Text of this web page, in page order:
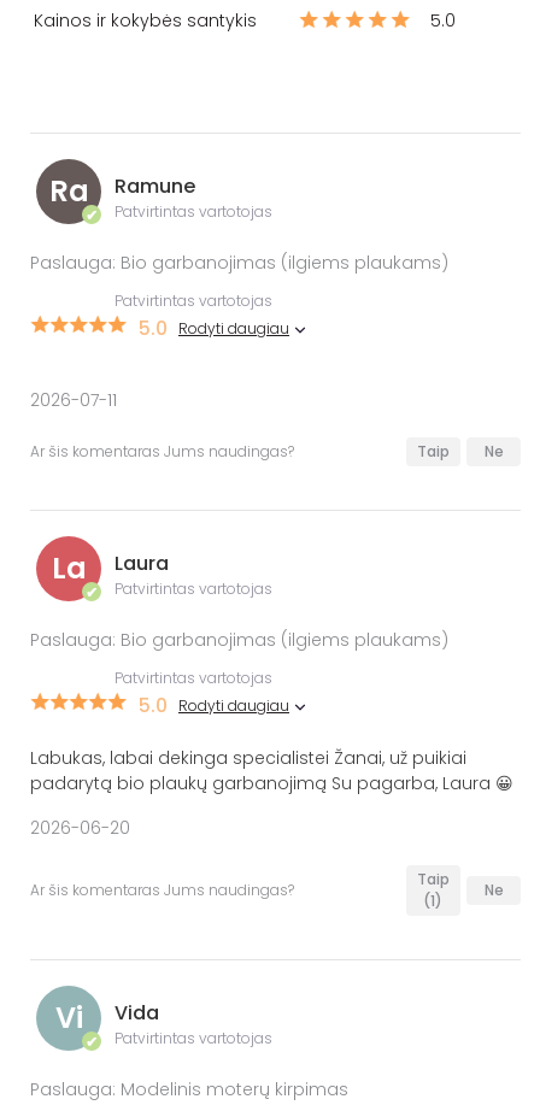
Kainos ir kokybės santykis
5.0
Ra
✔
Ramune
Patvirtintas vartotojas
Paslauga: Bio garbanojimas (ilgiems plaukams)
Patvirtintas vartotojas
5.0 Rodyti daugiau
2026-07-11
Ar šis komentaras Jums naudingas? Taip Ne
La
✔
Laura
Patvirtintas vartotojas
Paslauga: Bio garbanojimas (ilgiems plaukams)
Patvirtintas vartotojas
5.0 Rodyti daugiau
Labukas, labai dekinga specialistei Žanai, už puikiai
padarytą bio plaukų garbanojimą Su pagarba, Laura 😀
2026-06-20
Ar šis komentaras Jums naudingas?
Taip
(1)
Ne
Vi
✔
Vida
Patvirtintas vartotojas
Paslauga: Modelinis moterų kirpimas